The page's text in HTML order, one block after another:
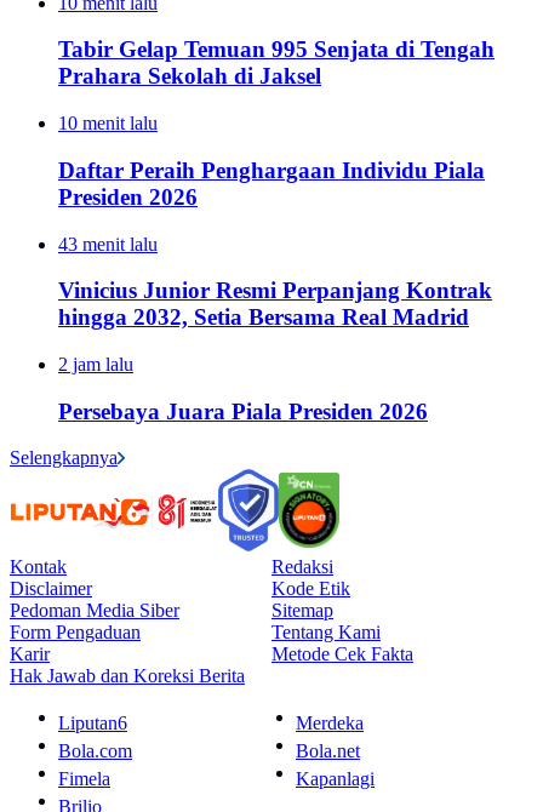
Tabir Gelap Temuan 995 Senjata di Tengah
Prahara Sekolah di Jaksel
10 menit lalu
Daftar Peraih Penghargaan Individu Piala
Presiden 2026
43 menit lalu
Vinicius Junior Resmi Perpanjang Kontrak
hingga 2032, Setia Bersama Real Madrid
2 jam lalu
Persebaya Juara Piala Presiden 2026
Selengkapnya
Kontak
Redaksi
Disclaimer
Kode Etik
Pedoman Media Siber
Sitemap
Form Pengaduan
Tentang Kami
Karir
Metode Cek Fakta
Hak Jawab dan Koreksi Berita
Liputan6
Merdeka
Bola.com
Bola.net
Fimela
Kapanlagi
Brilio